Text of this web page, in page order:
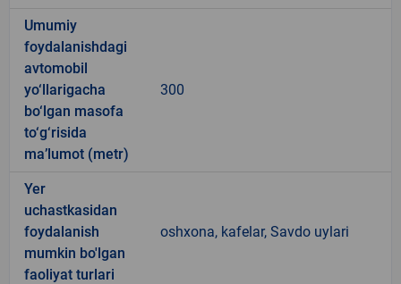
Umumiy
foydalanishdagi
avtomobil
yo‘llarigacha
bo‘lgan masofa
to‘g‘risida
ma’lumot (metr)
300
Yer
uchastkasidan
foydalanish
mumkin bo'lgan
faoliyat turlari
oshxona, kafelar, Savdo uylari